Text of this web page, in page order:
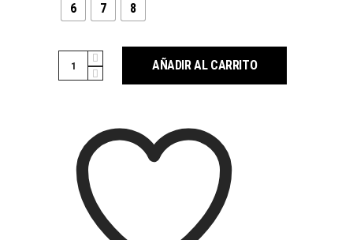
6 7 8
Cantidad AÑADIR AL CARRITO